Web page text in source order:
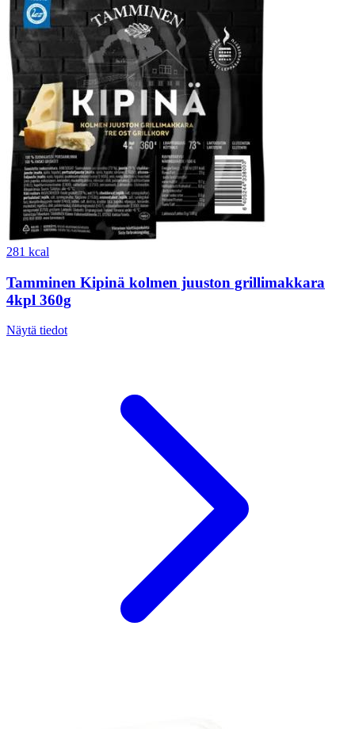
281 kcal
Tamminen Kipinä kolmen juuston grillimakkara
4kpl 360g
Näytä tiedot